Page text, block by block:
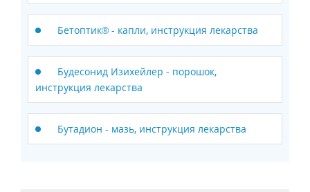
Бетоптик® - капли, инструкция лекарства
Будесонид Изихейлер - порошок,
инструкция лекарства
Бутадион - мазь, инструкция лекарства